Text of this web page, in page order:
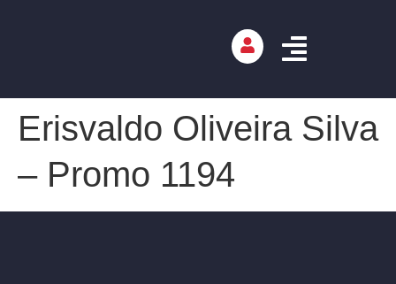
Erisvaldo Oliveira Silva
– Promo 1194